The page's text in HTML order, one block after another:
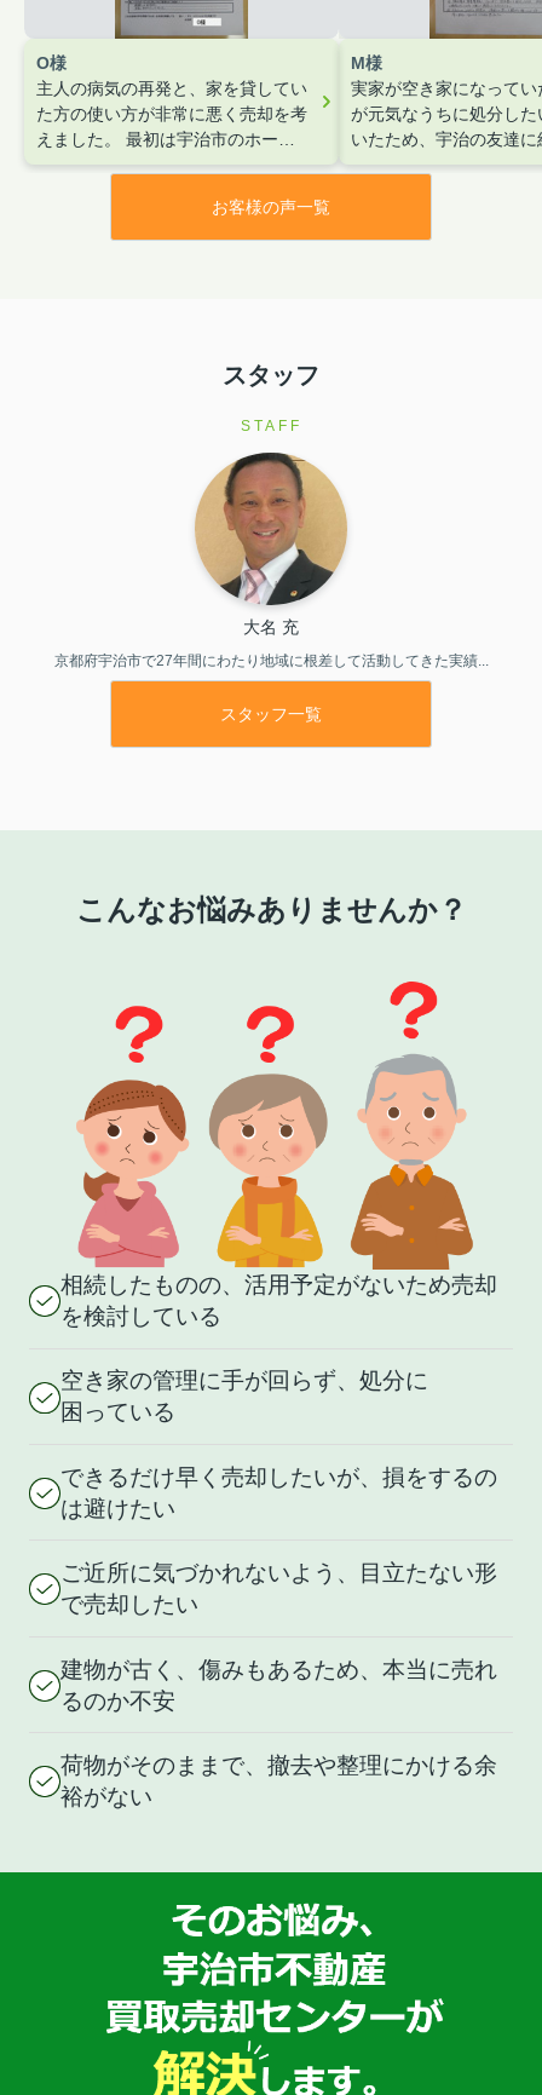
O様
主人の病気の再発と、家を貸してい
た方の使い方が非常に悪く売却を考
えました。
最初は宇治市のホーム
の印象はいかがでしたか？本当に
親切、丁寧に対応していただき、話
M様
実家が空き家になってい
が元気なうちに処分した
いたため、宇治の友達
お客様の声一覧
スタッフ
STAFF
大名 充
京都府宇治市で27年間にわたり地域に根差して活動してきた実績...
スタッフ一覧
こんなお悩みありませんか？
相続したものの、活用予定がないため売却
を検討している
空き家の管理に手が回らず、処分に
困っている
できるだけ早く売却したいが、損をするの
は避けたい
ご近所に気づかれないよう、目立たない形
で売却したい
建物が古く、傷みもあるため、本当に売れ
るのか不安
荷物がそのままで、撤去や整理にかける余
裕がない